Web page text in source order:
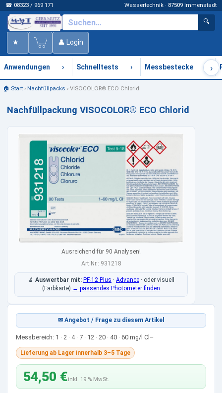
☎ 08323 / 969 171 Wassertechnik · 87509 Immenstadt
🔍
★ 👤 Login
Anwendungen › Schnelltests › Messbestecke ›
🏠 Start› Nachfüllpacks › VISOCOLOR® ECO Chlorid
Nachfüllpackung VISOCOLOR® ECO Chlorid
Ausreichend für 90 Analysen!
Art.Nr.: 931218
🔬 Auswertbar mit: PF-12 Plus · Advance · oder visuell
(Farbkarte) → passendes Photometer finden
✉ Angebot / Frage zu diesem Artikel
Messbereich: 1 · 2 · 4 · 7 · 12 · 20 · 40 · 60 mg/l Cl–
Lieferung ab Lager innerhalb 3–5 Tage
54,50 €inkl. 19 % MwSt.